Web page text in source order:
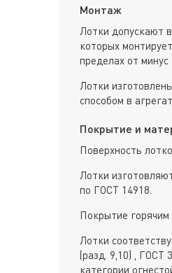
Монтаж
Лотки допускают
которых
пределах от
Лотки
способом в
Покрытие и
Поверхность
Лотки
по ГОСТ 14918.
Покрытие горячим
Лотки
(разд. 9,10) , ГОСТ
категории